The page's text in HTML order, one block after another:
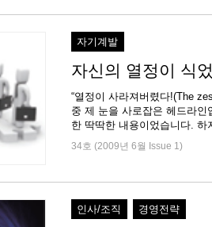
자기계발
자신의 열정이 식
“열정이 사라져버렸다!(The
중 제 눈을 사로잡은 헤드라인
34호 (2009년 6월 Issue 1)
인사/조직 경영전략